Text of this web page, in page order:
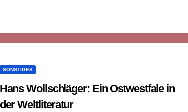
SONSTIGES
Hans Wollschläger: Ein Ostwestfale in
der Weltliteratur